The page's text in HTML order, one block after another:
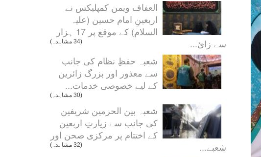
العفاف ویمن کمپلیکس نے
اربعینِ امام حسین (علیہ
السلام) کے موقع پر 17 ہزار
سے زائ...
(34 مشاہدہ)
شعبہ حفظِ نظام کی جانب
سے معذور اور بزرگ زائرین
کے لیے خصوصی خدمات...
(30 مشاہدہ)
شعبہ بین الحرمین شریفین
کی جانب سے زیارتِ اربعین
کے اختتام پر مرکزی صحن اور
شعبے...
(32 مشاہدہ)